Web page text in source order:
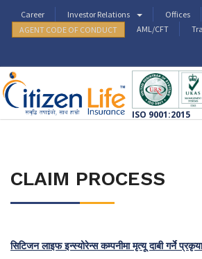
Career Investor Relations
Offices
AGENT CODE OF CONDUCT
AML/CFT
ISO 9001:2015
CLAIM PROCESS
सिटिजन लाइफ इन्स्योरेन्स कम्पनीमा मृत्यू दाबी गर्ने प्रकृया